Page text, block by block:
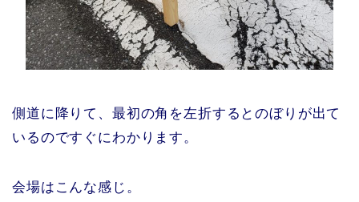
側道に降りて、最初の角を左折するとのぼりが出て
いるのですぐにわかります。
会場はこんな感じ。